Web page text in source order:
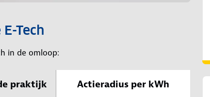
Tech
in de omloop:
praktijk Actieradius per kWh